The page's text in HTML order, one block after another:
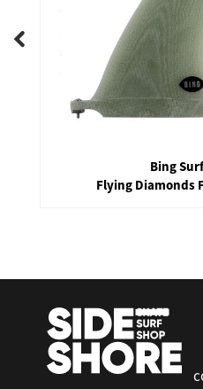
Bing
Flying Diamonds